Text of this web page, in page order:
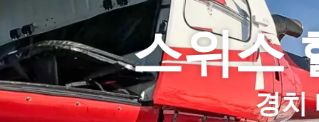
스위스
경치